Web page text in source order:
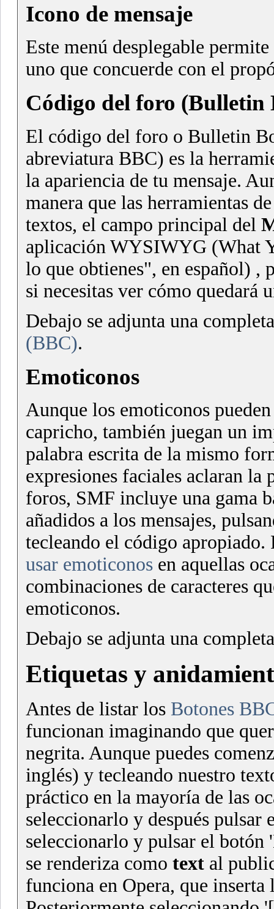
Icono de mensaje
Este menú desplegable
uno que concuerde con el
Código del foro (Bulletin
El código del foro o Bulletin
abreviatura BBC) es la
la apariencia de tu mensaje.
manera que las herramientas
textos, el campo principal del
aplicación WYSIWYG (What
lo que obtienes", en español) ,
si necesitas ver cómo quedará
Debajo se adjunta una
(BBC).
Emoticonos
Aunque los emoticonos
capricho, también juegan un
palabra escrita de la mismo
expresiones faciales aclaran la
foros, SMF incluye una gama
añadidos a los mensajes,
tecleando el código
usar emoticonosen aquellas
combinaciones de caracteres
emoticonos.
Debajo se adjunta una
Etiquetas y
Antes de listar los Botones
funcionan imaginando que
negrita. Aunque puedes
inglés) y tecleando nuestro
práctico en la mayoría de las
seleccionarlo y después
seleccionarlo y pulsar el
se renderiza como textal
funciona en Opera, que